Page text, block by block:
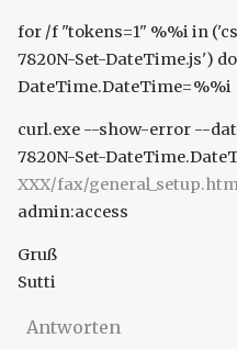
for /f "tokens=1" %%i in
7820N-Set-DateTime.js')
DateTime.DateTime=%%i
curl.exe --show-error --
7820N-Set-
XXX/fax/
admin:access
Gruß
Sutti
Antworten